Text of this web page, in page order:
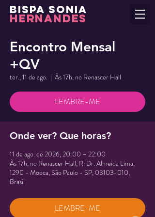
BISPA SONIA
HERNANDES
Encontro Mensal
+QV
ter., 11 de ago.
  |
Às 17h, no Renascer Hall
LEMBRE-ME
Onde ver? Que horas?
11 de ago. de 2026, 20:00 – 22:00
Às 17h, no Renascer Hall, R. Dr. Almeida Lima,
1290 - Mooca, São Paulo - SP, 03103-010,
Brasil
LEMBRE-ME